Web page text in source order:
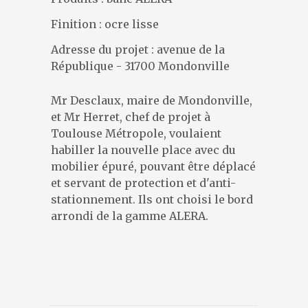
DESIGNERS
PRÉSENTATION
ACTUALITÉS
RÉFÉRENCES
Finition : ocre lisse
Adresse du projet : avenue de la
République - 31700 Mondonville
Mr Desclaux, maire de Mondonville,
et Mr Herret, chef de projet à
Toulouse Métropole, voulaient
habiller la nouvelle place avec du
mobilier épuré, pouvant être déplacé
et servant de protection et d'anti-
stationnement. Ils ont choisi le bord
arrondi de la gamme ALERA.